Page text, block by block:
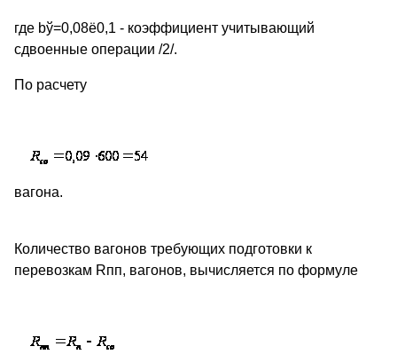
где bў=0,08ё0,1 - коэффициент учитывающий
сдвоенные операции /2/.
По расчету
вагона.
Количество вагонов требующих подготовки к
перевозкам Rпп, вагонов, вычисляется по формуле